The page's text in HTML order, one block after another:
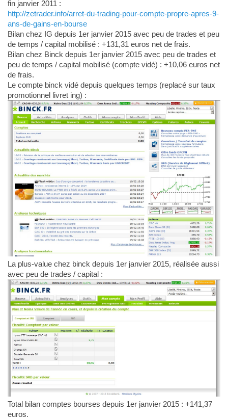
fin janvier 2011 :
http://zetrader.info/arret-du-trading-pour-compte-propre-apres-9-
ans-de-gains-en-bourse
Bilan chez IG depuis 1er janvier 2015 avec peu de trades et peu
de temps / capital mobilisé : +131,31 euros net de frais.
Bilan chez Binck depuis 1er janvier 2015 avec peu de trades et
peu de temps / capital mobilisé (compte vidé) : +10,06 euros net
de frais.
Le compte binck vidé depuis quelques temps (replacé sur taux
promotionnel livret ing) :
La plus-value chez binck depuis 1er janvier 2015, réalisée aussi
avec peu de trades / capital :
Total bilan comptes bourses depuis 1er janvier 2015 : +141,37
euros.